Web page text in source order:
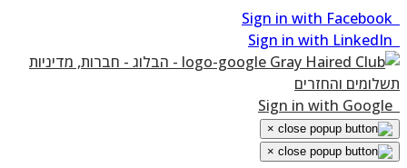
×
×